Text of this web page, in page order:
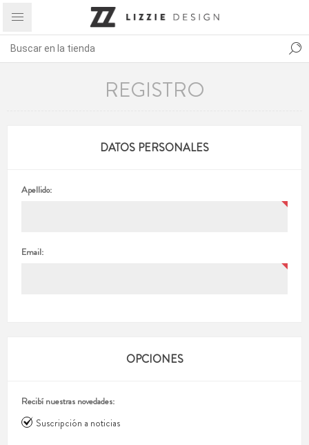
REGISTRO
DATOS PERSONALES
Apellido:
Email:
OPCIONES
Recibí nuestras novedades:
Suscripción a noticias